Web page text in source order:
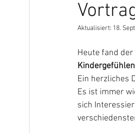
Aktualisiert: 18.
Heute fand der
Kindergefühlen
Ein herzliches
Es ist immer
sich